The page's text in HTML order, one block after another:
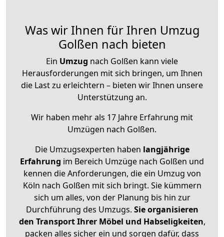
Was wir Ihnen für Ihren Umzug
Golßen nach bieten
Ein Umzug nach Golßen kann viele
Herausforderungen mit sich bringen, um Ihnen
die Last zu erleichtern – bieten wir Ihnen unsere
Unterstützung an.
Wir haben mehr als 17 Jahre Erfahrung mit
Umzügen nach Golßen.
Die Umzugsexperten haben langjährige
Erfahrung im Bereich Umzüge nach Golßen und
kennen die Anforderungen, die ein Umzug von
Köln nach Golßen mit sich bringt. Sie kümmern
sich um alles, von der Planung bis hin zur
Durchführung des Umzugs. Sie organisieren
den Transport Ihrer Möbel und Habseligkeiten,
packen alles sicher ein und sorgen dafür, dass